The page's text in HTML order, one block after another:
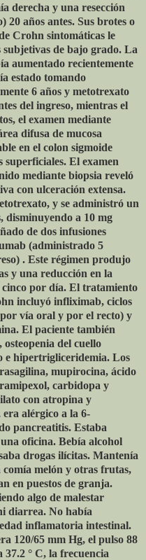
derecha y una resección
20 años antes. Sus brotes o
Crohn sintomáticas le
subjetivas de bajo grado. La
aumentado recientemente
estado tomando
6 años y metotrexato
del ingreso, mientras el
el examen mediante
difusa de mucosa
en el colon sigmoide
superficiales. El examen
mediante biopsia reveló
con ulceración extensa.
y se administró un
disminuyendo a 10 mg
de dos infusiones
(administrado 5
. Este régimen produjo
y una reducción en la
cinco por día. El tratamiento
incluyó infliximab, ciclos
vía oral y por el recto) y
El paciente también
del cuello
e hipertrigliceridemia. Los
mupirocina, ácido
carbidopa y
con atropina y
alérgico a la 6-
pancreatitis. Estaba
oficina. Bebía alcohol
drogas ilícitas. Mantenía
melón y otras frutas,
en puestos de granja.
algo de malestar
diarrea. No había
inflamatoria intestinal.
120/65 mm Hg, el pulso 88
° C, la frecuencia